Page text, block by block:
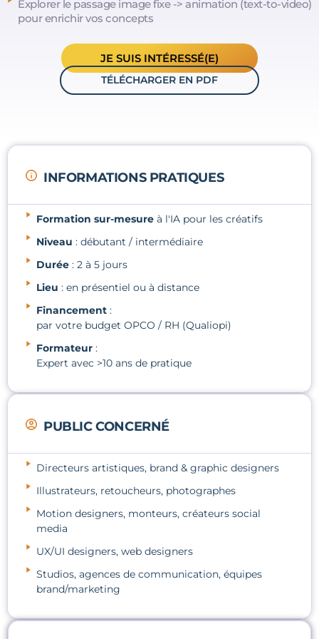
Explorer le passage image fixe -> animation (text-to-video)
pour enrichir vos concepts
JE SUIS INTÉRESSÉ(E)
TÉLÉCHARGER EN PDF
INFORMATIONS PRATIQUES
Formation sur-mesure à l'IA pour les créatifs
Niveau : débutant / intermédiaire
Durée : 2 à 5 jours
Lieu : en présentiel ou à distance
Financement :
par votre budget OPCO / RH (Qualiopi)
Formateur :
Expert avec >10 ans de pratique
PUBLIC CONCERNÉ
Directeurs artistiques, brand & graphic designers
Illustrateurs, retoucheurs, photographes
Motion designers, monteurs, créateurs social
media
UX/UI designers, web designers
Studios, agences de communication, équipes
brand/marketing